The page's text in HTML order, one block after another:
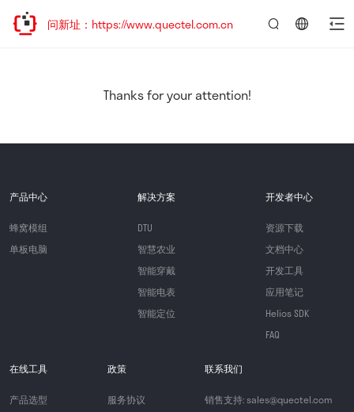
欢迎访问新址：https://www.quectel.com.cn
Thanks for your attention!
产品中心
蜂窝模组
单板电脑
解决方案
DTU
智慧农业
智能穿戴
智能电表
智能定位
开发者中心
资源下载
文档中心
开发工具
应用笔记
Helios SDK
FAQ
在线工具
产品选型
政策
服务协议
联系我们
销售支持: sales@quectel.com